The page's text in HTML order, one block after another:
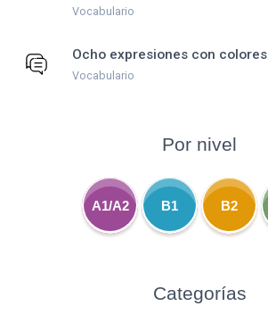
Vocabulario
Ocho expresiones con colores
Vocabulario
Por nivel
A1/A2 B1 B2
Categorías